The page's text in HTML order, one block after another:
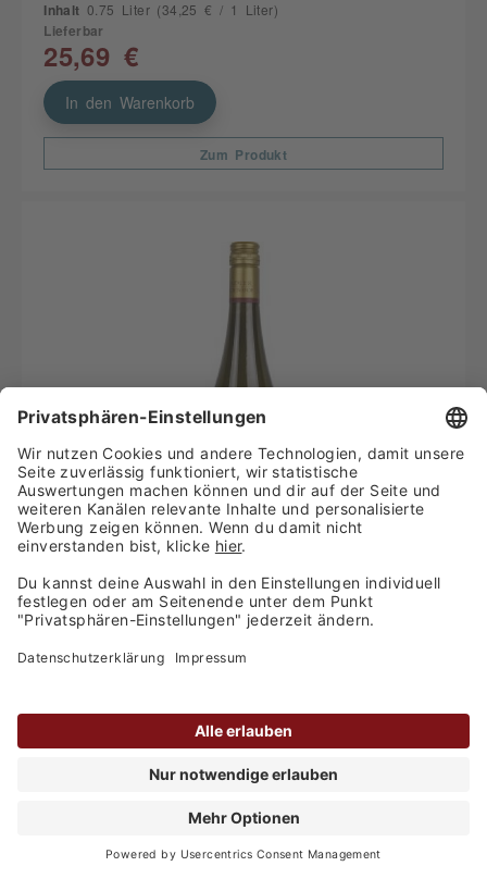
Inhalt 0.75 Liter (34,25 € / 1 Liter)
Lieferbar
25,69 €
In den Warenkorb
Zum Produkt
Weingut Spindler Lindenhof - Chardonnay
Forster Stift trocken 2024
5,99 €
In den Warenkorb
Zum Produkt